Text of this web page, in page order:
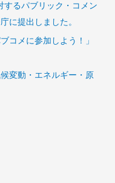
するパブリック・コメン
に提出しました。
コメに参加しよう！」
変動・エネルギー・原